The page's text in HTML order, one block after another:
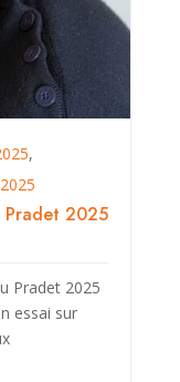
,
Pradet 2025
Pradet 2025
essai sur